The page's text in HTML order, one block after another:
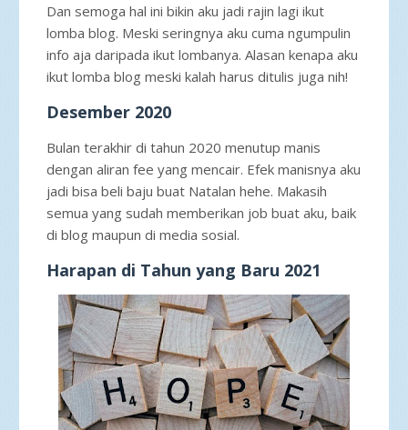
Dan semoga hal ini bikin aku jadi rajin lagi ikut
lomba blog. Meski seringnya aku cuma ngumpulin
info aja daripada ikut lombanya. Alasan kenapa aku
ikut lomba blog meski kalah harus ditulis juga nih!
Desember 2020
Bulan terakhir di tahun 2020 menutup manis
dengan aliran fee yang mencair. Efek manisnya aku
jadi bisa beli baju buat Natalan hehe. Makasih
semua yang sudah memberikan job buat aku, baik
di blog maupun di media sosial.
Harapan di Tahun yang Baru 2021